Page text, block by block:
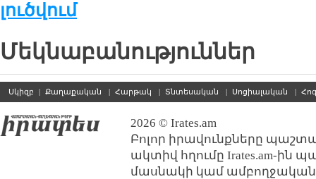
լուծվում
Մեկնաբանություններ
Սկիզբ | Քաղաքական | Հարթակ | Տնտեսական | Սոցիալական |
2026 © Irates.am
Բոլոր իրավունքները
ակտիվ հղումը Irates.am-ին
մասնակի կամ ամբողջական